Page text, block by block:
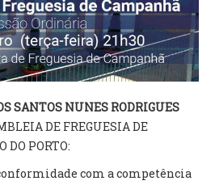
PÚBLICAS DO EXECUTIVO
SANTOS NUNES RODRIGUES
DE FREGUESIA DE
DO PORTO:
com a competência